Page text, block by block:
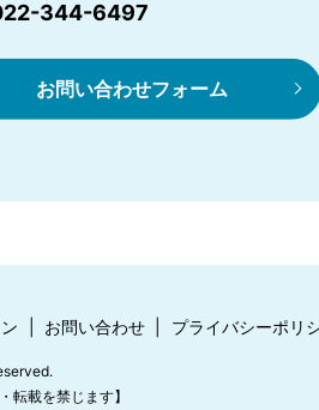
344-6497
お問い合わせフォーム
お問い合わせ プライバシーポリ
転載を禁じます】